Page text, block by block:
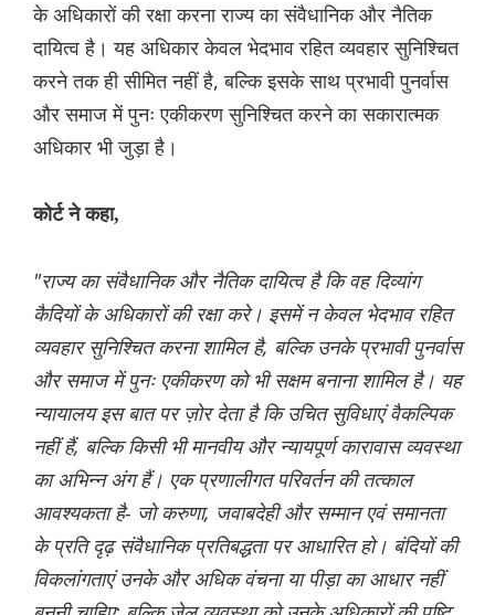
के अधिकारों की रक्षा करना राज्य का संवैधानिक और नैतिक
दायित्व है। यह अधिकार केवल भेदभाव रहित व्यवहार सुनिश्चित
करने तक ही सीमित नहीं है, बल्कि इसके साथ प्रभावी पुनर्वास
और समाज में पुनः एकीकरण सुनिश्चित करने का सकारात्मक
अधिकार भी जुड़ा है।
कोर्ट ने कहा,
"राज्य का संवैधानिक और नैतिक दायित्व है कि वह दिव्यांग
कैदियों के अधिकारों की रक्षा करे। इसमें न केवल भेदभाव रहित
व्यवहार सुनिश्चित करना शामिल है, बल्कि उनके प्रभावी पुनर्वास
और समाज में पुनः एकीकरण को भी सक्षम बनाना शामिल है। यह
न्यायालय इस बात पर ज़ोर देता है कि उचित सुविधाएं वैकल्पिक
नहीं हैं, बल्कि किसी भी मानवीय और न्यायपूर्ण कारावास व्यवस्था
का अभिन्न अंग हैं। एक प्रणालीगत परिवर्तन की तत्काल
आवश्यकता है- जो करुणा, जवाबदेही और सम्मान एवं समानता
के प्रति दृढ़ संवैधानिक प्रतिबद्धता पर आधारित हो। बंदियों की
विकलांगताएं उनके और अधिक वंचना या पीड़ा का आधार नहीं